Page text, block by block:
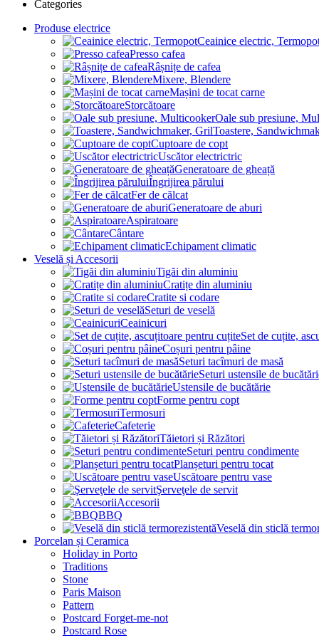
Categories
Produse electrice
Ceainice electric,
Presso cafea
Râșnițe de cafea
Mixere, Blendere
Mașini de tocat carne
Storcătoare
Oale sub presiune,
Toastere,
Cuptoare de copt
Uscător electrictric
Generatoare de gheață
Îngrijirea părului
Fer de călcat
Generatoare de aburi
Aspiratoare
Cântare
Echipament climatic
Veselă și Accesorii
Tigăi din aluminiu
Cratițe din aluminiu
Cratite si codare
Seturi de veselă
Ceainicuri
Set de cuțite,
Coșuri pentru pâine
Seturi tacîmuri de masă
Seturi ustensile de
Ustensile de bucătărie
Forme pentru copt
Termosuri
Cafeterie
Tăietori și Răzători
Seturi pentru condimente
Planșeturi pentru tocat
Uscătoare pentru vase
Şerveţele de servit
Accesorii
BBQ
Veselă din sticlă
Porcelan și Ceramica
Holiday in Porto
Traditions
Stone
Paris Maison
Pattern
Postcard Forget-me-not
Postcard Rose